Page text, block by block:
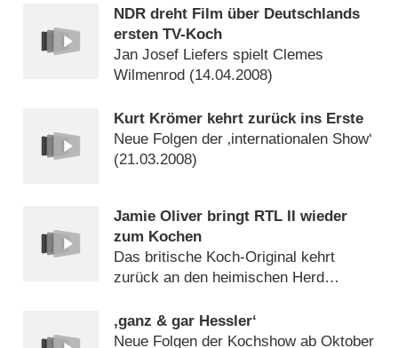
NDR dreht Film über Deutschlands
ersten TV-Koch
Jan Josef Liefers spielt Clemes
Wilmenrod (14.04.2008)
Kurt Krömer kehrt zurück ins Erste
Neue Folgen der ‚internationalen Show‘
(21.03.2008)
Jamie Oliver bringt RTL II wieder
zum Kochen
Das britische Koch-Original kehrt
zurück an den heimischen Herd
‚ganz & gar Hessler‘
Neue Folgen der Kochshow ab Oktober